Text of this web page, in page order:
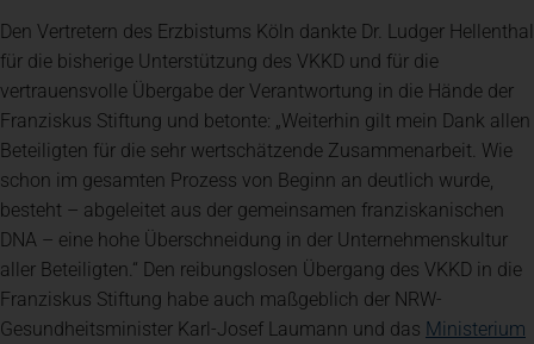
Den Vertretern des Erzbistums Köln dankte Dr. Ludger Hellenthal
für die bisherige Unterstützung des VKKD und für die
vertrauensvolle Übergabe der Verantwortung in die Hände der
Franziskus Stiftung und betonte: „Weiterhin gilt mein Dank allen
Beteiligten für die sehr wertschätzende Zusammenarbeit. Wie
schon im gesamten Prozess von Beginn an deutlich wurde,
besteht – abgeleitet aus der gemeinsamen franziskanischen
DNA – eine hohe Überschneidung in der Unternehmenskultur
aller Beteiligten.“ Den reibungslosen Übergang des VKKD in die
Franziskus Stiftung habe auch maßgeblich der NRW-
Gesundheitsminister Karl-Josef Laumann und das Ministerium